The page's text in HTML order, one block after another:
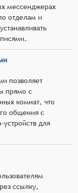
мессенджерах
отделам и
позволяет
прямо с
комнат, что
общения с
для
ссылку,